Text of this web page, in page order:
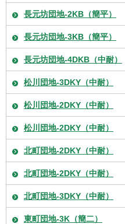
長元坊団地-2KB（簡平）
長元坊団地-3KB（簡平）
長元坊団地-4DKB（中耐）
松川団地-3DKY（中耐）
松川団地-2DKY（中耐）
松川団地-2DKY（中耐）
北町団地-2DKY（中耐）
北町団地-2DKY（中耐）
北町団地-3DKY（中耐）
東町団地-3K（簡二）